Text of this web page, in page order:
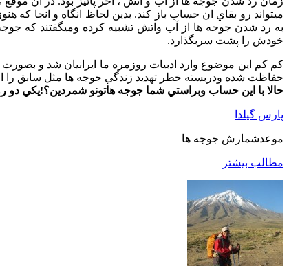
ميتواند رو بقاي ان حساب باز كند. بدين لحاظ انگاه و انجا
به رد شدن جوجه ها از آب واتش تشبيه كرده وميگفتند كه
خودش را پشت سربگذارد.
كم كم اين موضوع وارد ادبيات روزمره ما ايرانيان شد و
حفاظت شده ودربسته خطر تهديد زندگي جوجه ها مثل سابق را
حالا با اين حساب وبراستي شما جوجه هاتونو شمردين؟!يكي دو
پارس گیلدا
موعدشمارش جوجه ها
مطالب بیشتر